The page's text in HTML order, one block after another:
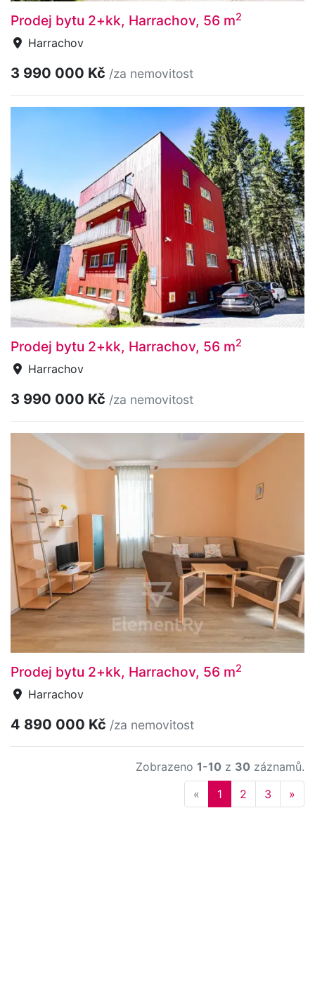
Prodej bytu 2+kk, Harrachov, 56 m2
Harrachov
3 990 000 Kč /za nemovitost
Prodej bytu 2+kk, Harrachov, 56 m2
Harrachov
3 990 000 Kč /za nemovitost
Prodej bytu 2+kk, Harrachov, 56 m2
Harrachov
4 890 000 Kč /za nemovitost
Zobrazeno 1-10 z 30 záznamů.
« Previous
1 2 3 »